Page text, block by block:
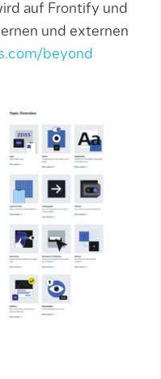
auf Frontify und
und externen
beyond